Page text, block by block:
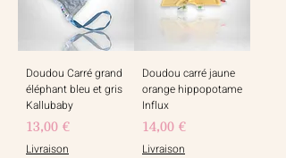
Doudou Carré grand
éléphant bleu et gris
Kallubaby
Prix
13,00 €
Livraison
Doudou carré jaune
orange hippopotame
Influx
Prix
14,00 €
Livraison